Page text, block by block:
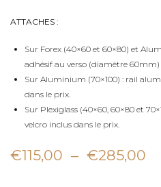
ATTACHES :
Sur Forex (40×60 et 60×80) et
adhésif au verso (diamètre 60mm)
Sur Aluminium (70×100) : rail
dans le prix.
Sur Plexiglass (40×60, 60×80 et
velcro inclus dans le prix.
€115,00 – €285,00